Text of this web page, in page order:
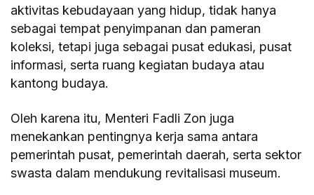
aktivitas kebudayaan yang hidup, tidak hanya
sebagai tempat penyimpanan dan pameran
koleksi, tetapi juga sebagai pusat edukasi, pusat
informasi, serta ruang kegiatan budaya atau
kantong budaya.
Oleh karena itu, Menteri Fadli Zon juga
menekankan pentingnya kerja sama antara
pemerintah pusat, pemerintah daerah, serta sektor
swasta dalam mendukung revitalisasi museum.